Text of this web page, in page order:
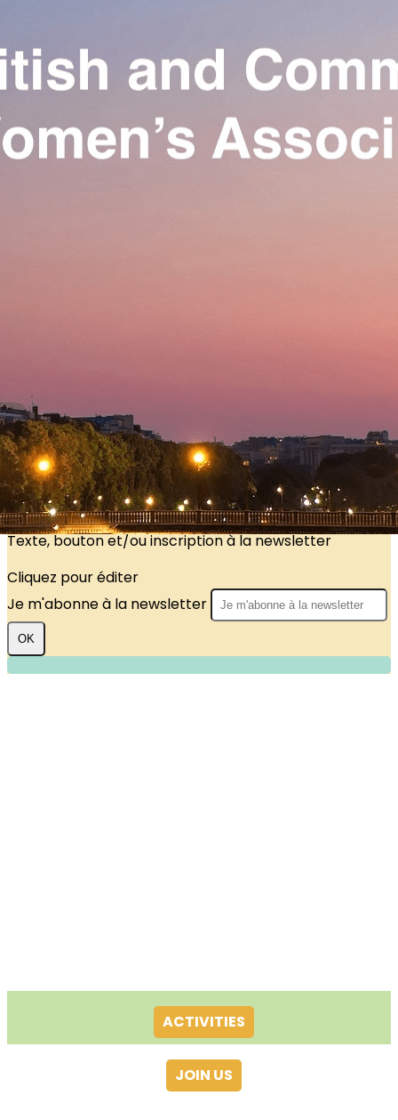
Exporter uniquement les colonnes affichées
Ajoutez un logo, un bouton, des réseaux sociaux
Our Association
Activities
Join us
?>
Images de la page d'accueil
Cliquez pour éditer
Texte, bouton et/ou inscription à la newsletter
Cliquez pour éditer
Je m'abonne à la newsletter
OK
ACTIVITIES
JOIN US